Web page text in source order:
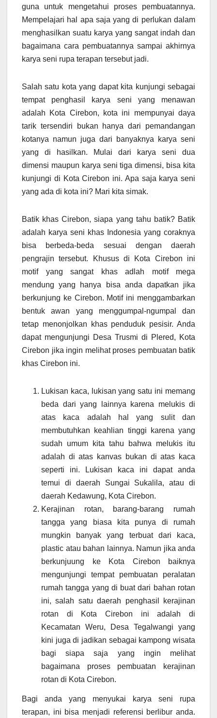
guna untuk mengetahui proses pembuatannya.
Mempelajari hal apa saja yang di perlukan dalam
menghasilkan suatu karya yang sangat indah dan
bagaimana cara pembuatannya sampai akhirnya
karya seni rupa terapan tersebut jadi.
Salah satu kota yang dapat kita kunjungi sebagai
tempat penghasil karya seni yang menawan
adalah Kota Cirebon, kota ini mempunyai daya
tarik tersendiri bukan hanya dari pemandangan
kotanya namun juga dari banyaknya karya seni
yang di hasilkan. Mulai dari karya seni dua
dimensi maupun karya seni tiga dimensi, bisa kita
kunjungi di Kota Cirebon ini. Apa saja karya seni
yang ada di kota ini? Mari kita simak.
Batik khas Cirebon, siapa yang tahu batik? Batik
adalah karya seni khas Indonesia yang coraknya
bisa berbeda-beda sesuai dengan daerah
pengrajin tersebut. Khusus di Kota Cirebon ini
motif yang sangat khas adlah motif mega
mendung yang hanya bisa anda dapatkan jika
berkunjung ke Cirebon. Motif ini menggambarkan
bentuk awan yang menggumpal-ngumpal dan
tetap menonjolkan khas penduduk pesisir. Anda
dapat mengunjungi Desa Trusmi di Plered, Kota
Cirebon jika ingin melihat proses pembuatan batik
khas Cirebon ini.
Lukisan kaca, lukisan yang satu ini memang
beda dari yang lainnya karena melukis di
atas kaca adalah hal yang sulit dan
membutuhkan keahlian tinggi karena yang
sudah umum kita tahu bahwa melukis itu
adalah di atas kanvas bukan di atas kaca
seperti ini. Lukisan kaca ini dapat anda
temui di daerah Sungai Sukalila, atau di
daerah Kedawung, Kota Cirebon.
Kerajinan rotan, barang-barang rumah
tangga yang biasa kita punya di rumah
mungkin banyak yang terbuat dari kaca,
plastic atau bahan lainnya. Namun jika anda
berkunjuung ke Kota Cirebon baiknya
mengunjungi tempat pembuatan peralatan
rumah tangga yang di buat dari bahan rotan
ini, salah satu daerah penghasil kerajinan
rotan di Kota Cirebon ini adalah di
Kecamatan Weru, Desa Tegalwangi yang
kini juga di jadikan sebagai kampong wisata
bagi siapa saja yang ingin melihat
bagaimana proses pembuatan kerajinan
rotan di Kota Cirebon.
Bagi anda yang menyukai karya seni rupa
terapan, ini bisa menjadi referensi berlibur anda.